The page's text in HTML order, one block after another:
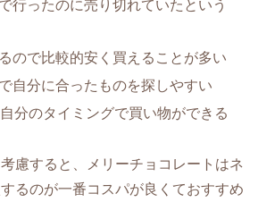
行ったのに売り切れていたという
ので比較的安く買えることが多い
自分に合ったものを探しやすい
分のタイミングで買い物ができる
慮すると、メリーチョコレートはネ
るのが一番コスパが良くておすすめ